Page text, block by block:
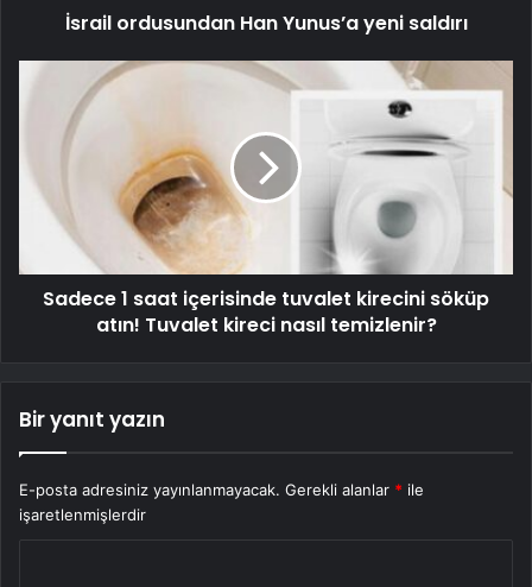
İsrail ordusundan Han Yunus’a yeni saldırı
Sadece 1 saat içerisinde tuvalet kirecini söküp
atın! Tuvalet kireci nasıl temizlenir?
Bir yanıt yazın
E-posta adresiniz yayınlanmayacak. Gerekli alanlar * ile
işaretlenmişlerdir